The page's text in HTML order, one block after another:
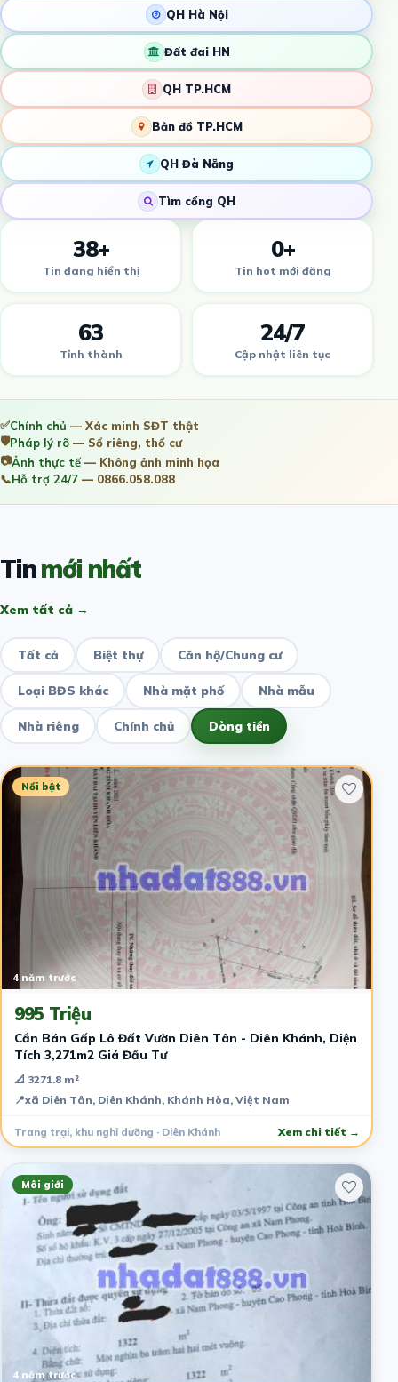
QH Hà Nội
Đất đai HN
QH TP.HCM
Bản đồ TP.HCM
QH Đà Nẵng
Tìm cổng QH
38+
Tin đang hiển thị
0+
Tin hot mới đăng
63
Tỉnh thành
24/7
Cập nhật liên tục
✅Chính chủ — Xác minh SĐT thật
🛡️Pháp lý rõ — Sổ riêng, thổ cư
📷Ảnh thực tế— Không ảnh minh họa
📞Hỗ trợ 24/7 — 0866.058.088
Tinmới nhất
Xem tất cả →
Tất cả Biệt thự Căn hộ/Chung cư
Loại BĐS khác Nhà mặt phố Nhà mẫu
Nhà riêng Chính chủ Dòng tiền
Nổi bật
4 năm trước
995 Triệu
Cần Bán Gấp Lô Đất Vườn Diên Tân - Diên Khánh, Diện
Tích 3,271m2 Giá Đầu Tư
📐 3271.8 m²
📍xã Diên Tân, Diên Khánh, Khánh Hòa, Việt Nam
Trang trại, khu nghỉ dưỡng · Diên Khánh Xem chi tiết →
Môi giới
4 năm trước